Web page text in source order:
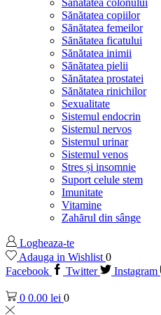
Sănătatea colonului
Sănătatea copiilor
Sănătatea femeilor
Sănătatea ficatului
Sănătatea inimii
Sănătatea pielii
Sănătatea prostatei
Sănătatea rinichilor
Sexualitate
Sistemul endocrin
Sistemul nervos
Sistemul urinar
Sistemul venos
Stres și insomnie
Suport celule stem
Imunitate
Vitamine
Zahărul din sânge
Logheaza-te
Adauga in Wishlist 0
Facebook
Twitter Instagram
0 0.00 lei 0